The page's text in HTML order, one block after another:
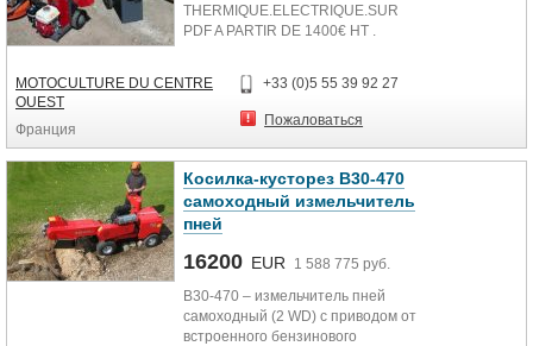
THERMIQUE.ELECTRIQUE.SUR
PDF A PARTIR DE 1400€ HT .
Availability: В наличии
MOTOCULTURE DU CENTRE
OUEST
Франция
+33 (0)5 55 39 92 27
Пожаловаться
Косилка-кусторез В30-470
самоходный измельчитель
пней
16200 EUR
1 588 775 руб.
В30-470 – измельчитель пней
самоходный (2 WD) с приводом от
встроенного бензинового